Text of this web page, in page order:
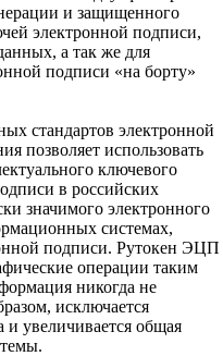
и защищенного
электронной подписи,
а так же для
подписи «на борту»
стандартов электронной
позволяет использовать
ключевого
в российских
значимого электронного
системах,
подписи. Рутокен ЭЦП
операции таким
никогда не
исключается
увеличивается общая